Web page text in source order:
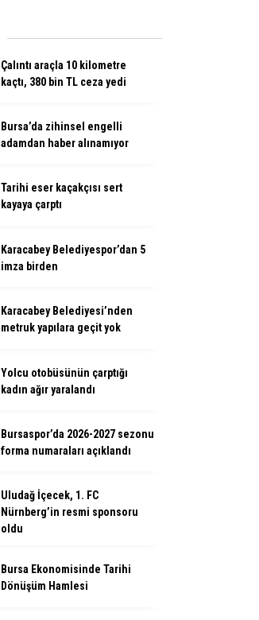
Çalıntı araçla 10 kilometre
kaçtı, 380 bin TL ceza yedi
Bursa’da zihinsel engelli
adamdan haber alınamıyor
Tarihi eser kaçakçısı sert
kayaya çarptı
Karacabey Belediyespor’dan 5
imza birden
Karacabey Belediyesi’nden
metruk yapılara geçit yok
Yolcu otobüsünün çarptığı
kadın ağır yaralandı
Bursaspor’da 2026-2027 sezonu
forma numaraları açıklandı
Uludağ İçecek, 1. FC
Nürnberg’in resmi sponsoru
oldu
Bursa Ekonomisinde Tarihi
Dönüşüm Hamlesi